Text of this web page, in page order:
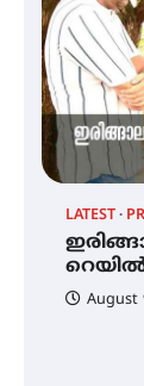
LATEST
August